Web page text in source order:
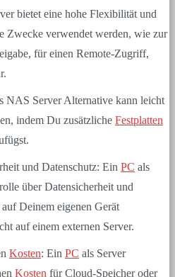
bietet eine hohe Flexibilität und
Zwecke verwendet werden, wie zur
für einen Remote-Zugriff,
NAS Server Alternative kann leicht
indem Du zusätzliche Festplatten
und Datenschutz: Ein PC als
über Datensicherheit und
Deinem eigenen Gerät
auf einem externen Server.
Kosten: Ein PC als Server
Kosten für Cloud-Speicher oder